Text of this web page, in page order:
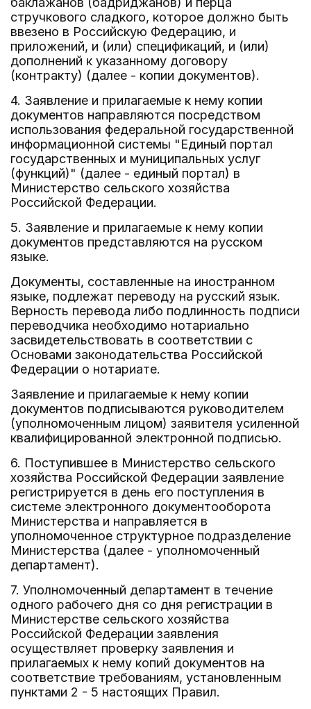
стручкового сладкого, которое должно быть
ввезено в Российскую Федерацию, и
приложений, и (или) спецификаций, и (или)
дополнений к указанному договору
(контракту) (далее - копии документов).
4. Заявление и прилагаемые к нему копии
документов направляются посредством
использования федеральной государственной
информационной системы "Единый портал
государственных и муниципальных услуг
(функций)" (далее - единый портал) в
Министерство сельского хозяйства
Российской Федерации.
5. Заявление и прилагаемые к нему копии
документов представляются на русском
языке.
Документы, составленные на иностранном
языке, подлежат переводу на русский язык.
Верность перевода либо подлинность подписи
переводчика необходимо нотариально
засвидетельствовать в соответствии с
Основами законодательства Российской
Федерации о нотариате.
Заявление и прилагаемые к нему копии
документов подписываются руководителем
(уполномоченным лицом) заявителя усиленной
квалифицированной электронной подписью.
6. Поступившее в Министерство сельского
хозяйства Российской Федерации заявление
регистрируется в день его поступления в
системе электронного документооборота
Министерства и направляется в
уполномоченное структурное подразделение
Министерства (далее - уполномоченный
департамент).
7. Уполномоченный департамент в течение
одного рабочего дня со дня регистрации в
Министерстве сельского хозяйства
Российской Федерации заявления
осуществляет проверку заявления и
прилагаемых к нему копий документов на
соответствие требованиям, установленным
пунктами 2 - 5 настоящих Правил.